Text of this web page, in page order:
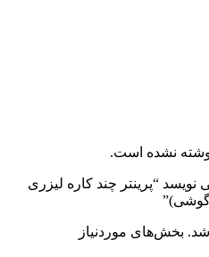
نشده است.
“پرینتر چند کاره لیزری
شد. بخش‌های موردنیاز